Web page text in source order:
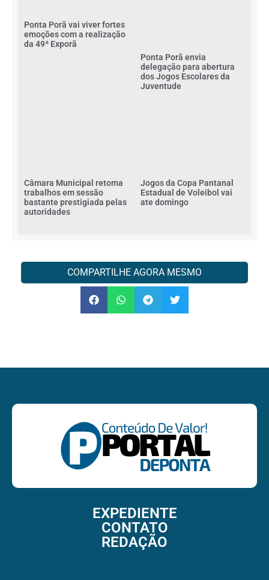
Ponta Porã vai viver fortes
emoções com a realização
da 49ª Exporã
Ponta Porã envia
delegação para abertura
dos Jogos Escolares da
Juventude
Câmara Municipal retoma
trabalhos em sessão
bastante prestigiada pelas
autoridades
Jogos da Copa Pantanal
Estadual de Voleibol vai
ate domingo
COMPARTILHE AGORA MESMO
EXPEDIENTE
CONTATO
REDAÇÃO